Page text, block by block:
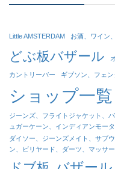
Little AMSTERDAM お酒、ワイン
どぶ板バザール
カントリーバー ギブソン、フェ
ショップ一覧
ジーンズ、フライトジャケット、
ュガーケーン、インディアンモー
ダイソー、ジーンズメイト、サブ
ン、ビリヤード、ダーツ、マッサ